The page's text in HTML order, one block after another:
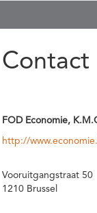
Contact
FOD Economie,
http://
Vooruitgangstraat 50
1210 Brussel